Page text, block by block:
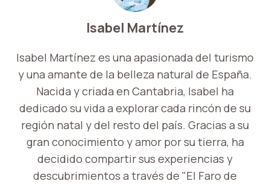
Isabel Martínez
Isabel Martínez es una apasionada del turismo
y una amante de la belleza natural de España.
Nacida y criada en Cantabria, Isabel ha
dedicado su vida a explorar cada rincón de su
región natal y del resto del país. Gracias a su
gran conocimiento y amor por su tierra, ha
decidido compartir sus experiencias y
descubrimientos a través de "El Faro de